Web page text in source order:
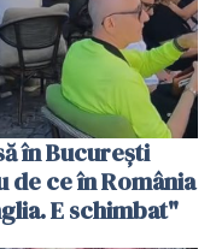
în București
de ce în România
E schimbat"